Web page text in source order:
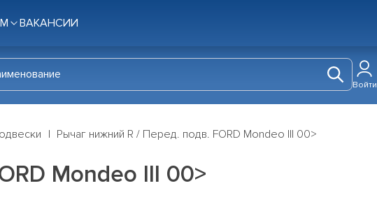
ВАКАНСИИ
Войти
Рычаг нижний R / Перед. подв. FORD Mondeo III 00>
Mondeo III 00>